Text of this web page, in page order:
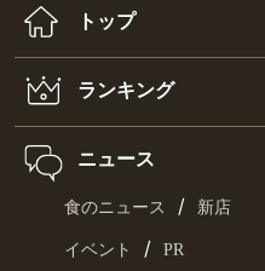
トップ
ランキング
ニュース
食のニュース / 新店
イベント / PR